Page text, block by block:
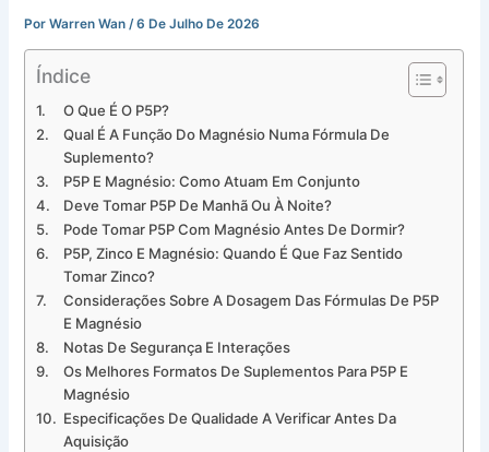
PorWarren Wan/6 De Julho De 2026
Índice
O Que É O P5P?
Qual É A Função Do Magnésio Numa Fórmula De
Suplemento?
P5P E Magnésio: Como Atuam Em Conjunto
Deve Tomar P5P De Manhã Ou À Noite?
Pode Tomar P5P Com Magnésio Antes De Dormir?
P5P, Zinco E Magnésio: Quando É Que Faz Sentido
Tomar Zinco?
Considerações Sobre A Dosagem Das Fórmulas De P5P
E Magnésio
Notas De Segurança E Interações
Os Melhores Formatos De Suplementos Para P5P E
Magnésio
Especificações De Qualidade A Verificar Antes Da
Aquisição